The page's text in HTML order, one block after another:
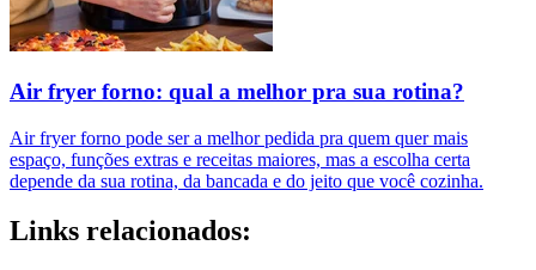
Air fryer forno: qual a melhor pra sua rotina?
Air fryer forno pode ser a melhor pedida pra quem quer mais
espaço, funções extras e receitas maiores, mas a escolha certa
depende da sua rotina, da bancada e do jeito que você cozinha.
Links relacionados: